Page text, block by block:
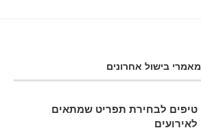
מאמרי בישול אחרונים
טיפים לבחירת תפריט שמתאים
לאירועים